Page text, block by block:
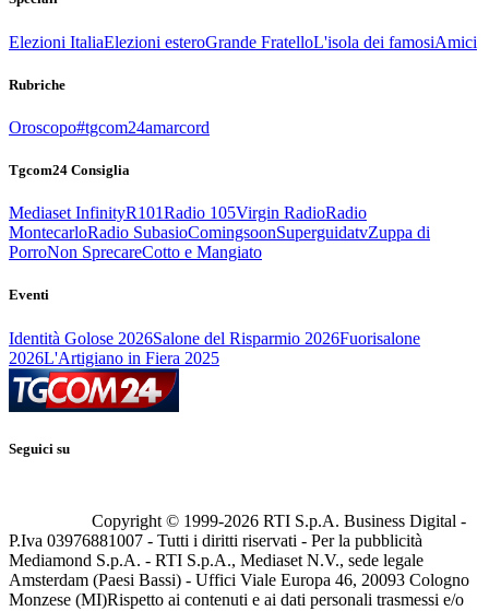
Elezioni ItaliaElezioni esteroGrande FratelloL'isola dei famosiAmici
Rubriche
Oroscopo#tgcom24amarcord
Tgcom24 Consiglia
Mediaset InfinityR101Radio 105Virgin RadioRadio
MontecarloRadio SubasioComingsoonSuperguidatvZuppa di
PorroNon SprecareCotto e Mangiato
Eventi
Identità Golose 2026Salone del Risparmio 2026Fuorisalone
2026L'Artigiano in Fiera 2025
Seguici su
Copyright © 1999-2026 RTI S.p.A. Business Digital -
P.Iva 03976881007 - Tutti i diritti riservati - Per la pubblicità
Mediamond S.p.A. - RTI S.p.A., Mediaset N.V., sede legale
Amsterdam (Paesi Bassi) - Uffici Viale Europa 46, 20093 Cologno
Monzese (MI)Rispetto ai contenuti e ai dati personali trasmessi e/o